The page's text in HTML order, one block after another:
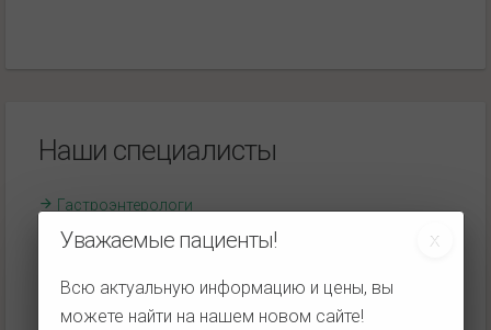
Уважаемые пациенты!
Всю актуальную информацию и цены, вы
можете найти на нашем новом сайте!
Наши специалисты
Гастроэнтерологи
Гепатологи
УЗ-диагносты